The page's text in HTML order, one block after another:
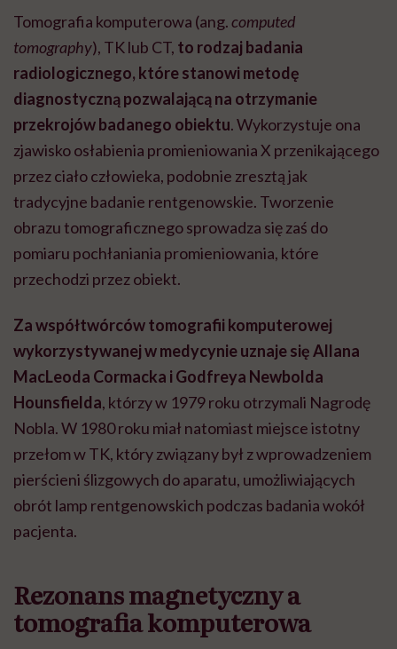
Tomografia komputerowa (ang.computed
tomography), TK lub CT, to rodzaj badania
radiologicznego, które stanowi metodę
diagnostyczną pozwalającą na otrzymanie
przekrojów badanego obiektu. Wykorzystuje ona
zjawisko osłabienia promieniowania X przenikającego
przez ciało człowieka, podobnie zresztą jak
tradycyjne badanie rentgenowskie. Tworzenie
obrazu tomograficznego sprowadza się zaś do
pomiaru pochłaniania promieniowania, które
przechodzi przez obiekt.
Za współtwórców tomografii komputerowej
wykorzystywanej w medycynie uznaje się Allana
MacLeoda Cormacka i Godfreya Newbolda
Hounsfielda, którzy w 1979 roku otrzymali Nagrodę
Nobla. W 1980 roku miał natomiast miejsce istotny
przełom w TK, który związany był z wprowadzeniem
pierścieni ślizgowych do aparatu, umożliwiających
obrót lamp rentgenowskich podczas badania wokół
pacjenta.
Rezonans magnetyczny a
tomografia komputerowa